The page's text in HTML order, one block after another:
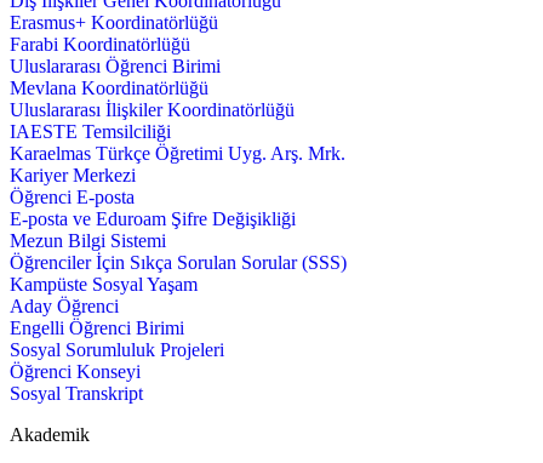
Erasmus+ Koordinatörlüğü
Farabi Koordinatörlüğü
Uluslararası Öğrenci Birimi
Mevlana Koordinatörlüğü
Uluslararası İlişkiler Koordinatörlüğü
IAESTE Temsilciliği
Karaelmas Türkçe Öğretimi Uyg. Arş. Mrk.
Kariyer Merkezi
Öğrenci E-posta
E-posta ve Eduroam Şifre Değişikliği
Mezun Bilgi Sistemi
Öğrenciler İçin Sıkça Sorulan Sorular (SSS)
Kampüste Sosyal Yaşam
Aday Öğrenci
Engelli Öğrenci Birimi
Sosyal Sorumluluk Projeleri
Öğrenci Konseyi
Sosyal Transkript
Akademik